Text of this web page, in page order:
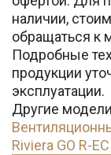
наличии,
обращаться к
Подробные
продукции
эксплуатации.
Другие
Riviera GO R-